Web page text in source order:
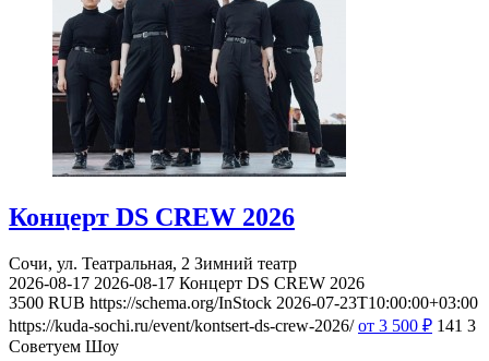
Концерт DS CREW 2026
Сочи, ул. Театральная, 2 Зимний театр
2026-08-17 2026-08-17 Концерт DS CREW 2026
3500 RUB https://schema.org/InStock 2026-07-23T10:00:00+03:00
https://kuda-sochi.ru/event/kontsert-ds-crew-2026/ от 3 500 ₽ 141 3
Советуем Шоу